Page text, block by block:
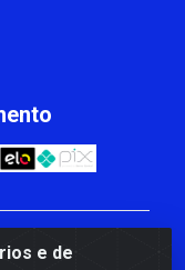
e de
Matriz - av